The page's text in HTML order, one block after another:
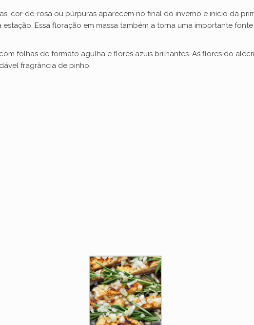
cor-de-rosa ou púrpuras aparecem no final do inverno e início da
Essa floração em massa também a torna uma importante
folhas de formato agulha e flores azuis brilhantes. As flores do
fragrância de pinho.